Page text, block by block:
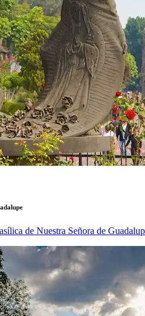
de Nuestra Señora de